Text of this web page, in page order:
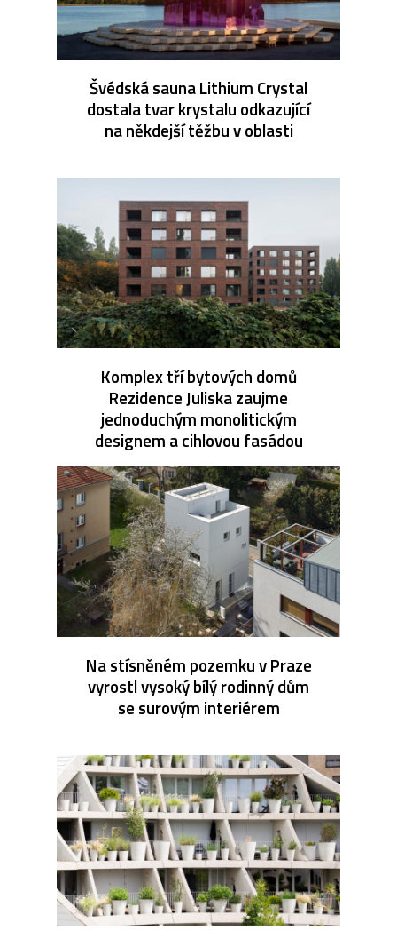
Švédská sauna Lithium Crystal
dostala tvar krystalu odkazující
na někdejší těžbu v oblasti
Komplex tří bytových domů
Rezidence Juliska zaujme
jednoduchým monolitickým
designem a cihlovou fasádou
Na stísněném pozemku v Praze
vyrostl vysoký bílý rodinný dům
se surovým interiérem